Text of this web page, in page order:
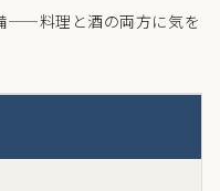
——料理と酒の両方に気を